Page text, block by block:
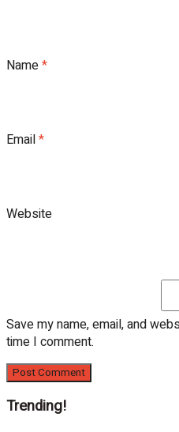
Name*
Email*
Website
Save my name, email, and
time I comment.
Trending!